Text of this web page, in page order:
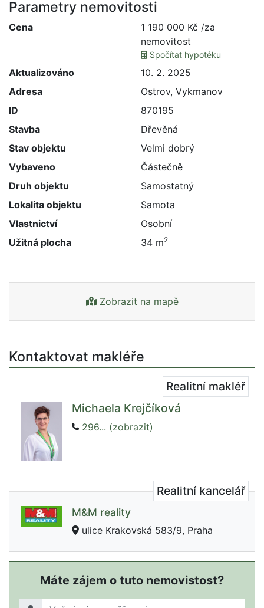
Parametry nemovitosti
Cena
1 190 000 Kč /za
nemovitost
Spočítat hypotéku
Aktualizováno
10. 2. 2025
Adresa
Ostrov, Vykmanov
ID
870195
Stavba
Dřevěná
Stav objektu
Velmi dobrý
Vybaveno
Částečně
Druh objektu
Samostatný
Lokalita objektu
Samota
Vlastnictví
Osobní
Užitná plocha
34 m2
Zobrazit na mapě
Kontaktovat makléře
Realitní makléř
Michaela Krejčíková
296... (zobrazit)
Realitní kancelář
M&M reality
ulice Krakovská 583/9, Praha
Máte zájem o tuto nemovistost?